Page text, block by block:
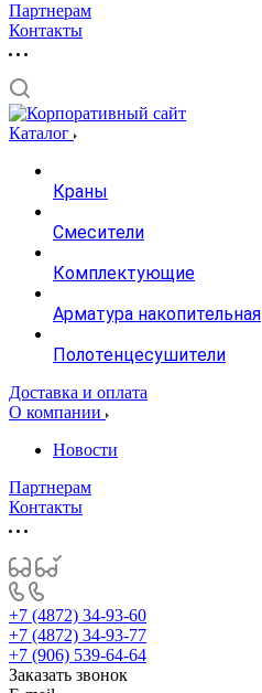
Партнерам
Контакты
Каталог
Краны
Смесители
Комплектующие
Арматура накопительная
Полотенцесушители
Доставка и оплата
О компании
Новости
Партнерам
Контакты
+7 (4872) 34-93-60
+7 (4872) 34-93-77
+7 (906) 539-64-64
Заказать звонок